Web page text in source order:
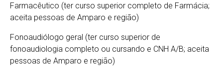
Farmacêutico (ter curso superior completo de Farmácia;
aceita pessoas de Amparo e região)
Fonoaudiólogo geral (ter curso superior de
fonoaudiologia completo ou cursando e CNH A/B; aceita
pessoas de Amparo e região)